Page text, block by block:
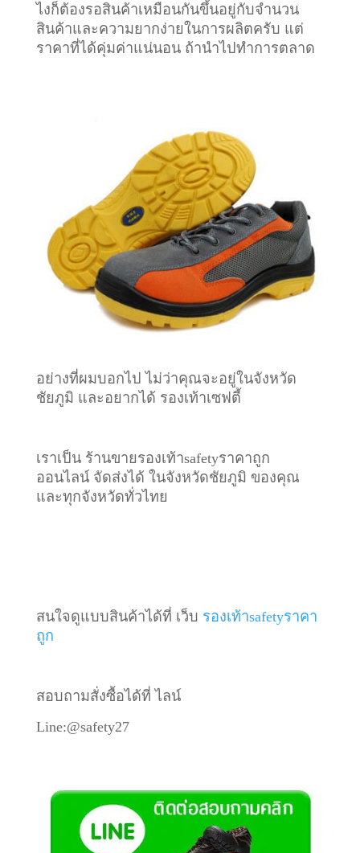
ไงก็ต้องรอสินค้าเหมือนกันขึ้นอยู่กับจำนวน
สินค้าและความยากง่ายในการผลิตครับ แต่
ราคาที่ได้คุ่มค่าแน่นอน ถ้านำไปทำการตลาด
อย่างที่ผมบอกไป ไม่ว่าคุณจะอยู่ในจังหวัด
ชัยภูมิ และอยากได้ รองเท้าเซฟตี้
เราเป็น ร้านขายรองเท้าsafetyราคาถูก
ออนไลน์ จัดส่งได้ ในจังหวัดชัยภูมิ ของคุณ
และทุกจังหวัดทั่วไทย
สนใจดูแบบสินค้าได้ที่ เว็บ รองเท้าsafetyราคา
ถูก
สอบถามสั่งซื้อได้ที่ ไลน์
Line:@safety27